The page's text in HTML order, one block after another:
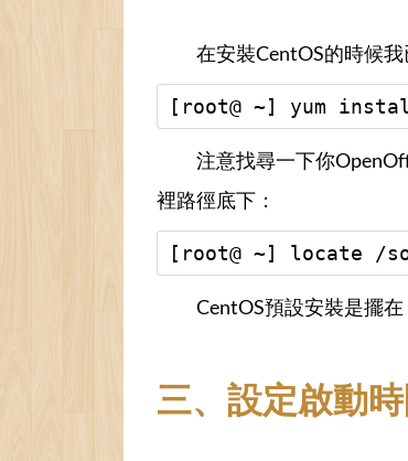
在安裝CentOS的時候
[root@ ~] yum
注意找尋一下你
裡路徑底下：
[root@ ~] locate /
CentOS預設安裝是擺在
三、設定啟動